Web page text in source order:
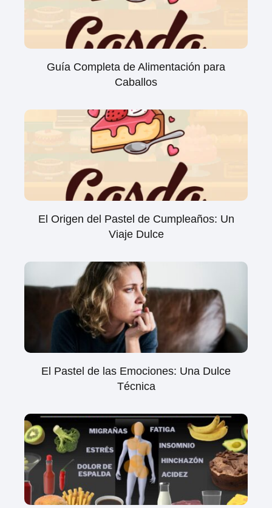
Guía Completa de Alimentación para
Caballos
El Origen del Pastel de Cumpleaños: Un
Viaje Dulce
El Pastel de las Emociones: Una Dulce
Técnica